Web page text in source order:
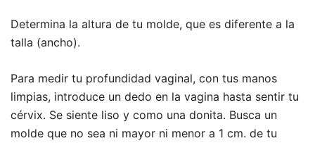
Determina la altura de tu molde, que es diferente a la
talla (ancho).
Para medir tu profundidad vaginal, con tus manos
limpias, introduce un dedo en la vagina hasta sentir tu
cérvix. Se siente liso y como una donita. Busca un
molde que no sea ni mayor ni menor a 1 cm. de tu